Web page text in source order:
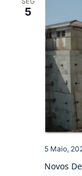
5
Novos
5 Maio,